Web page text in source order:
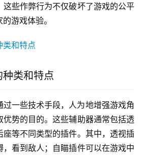
些作弊行为不仅破坏了游戏的公平
游戏体验。
类和特点
一些技术手段，人为地增强游戏角
势的目的。这些辅助器通常包括透
等不同类型的插件。其中，透视插
看到敌人；自瞄插件可以在游戏中